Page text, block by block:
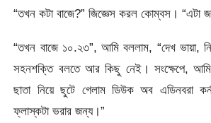
“তখন কটা বাজে?” জিজ্ঞেস করল কোম্বস। “এটা
“তখন বাজে ১০.২৩”, আমি বললাম, “দেখ ভায়া,
সহনশক্তি বলতে আর কিছু নেই। সংক্ষেপে,
ছাতা নিয়ে ছুটে গেলাম ডিউক অব এডিনবরা
ফ্লাস্কটা ভরার জন্য।”